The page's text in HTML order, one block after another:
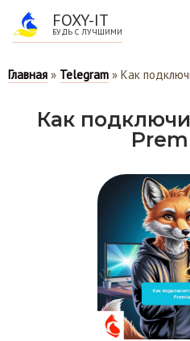
FOXY-IT
БУДЬ С ЛУЧШИМИ
Главная » Telegram » Как
Как